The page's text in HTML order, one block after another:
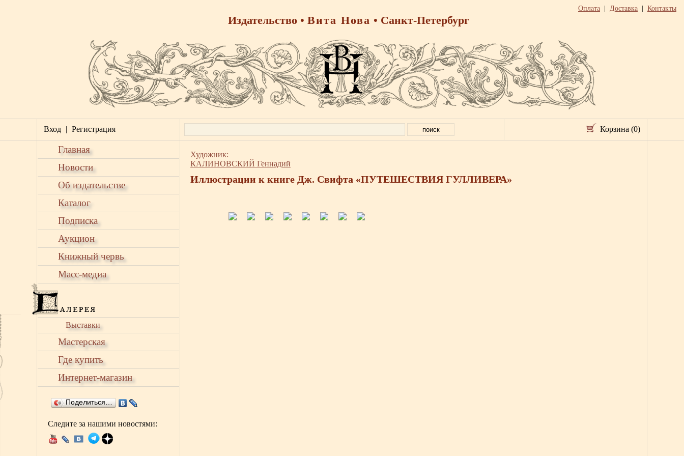
Оплата Доставка Контакты
Издательство • Вита Нова • Санкт-Петербург
Вход | Регистрация Корзина (0)
Главная
Новости
Об издательстве
Каталог
Подписка
Аукцион
Книжный червь
Масс-медиа
Выставки
Мастерская
Где купить
Интернет-магазин
Поделиться…
Следите за нашими новостями:
Художник:
КАЛИНОВСКИЙ Геннадий
Иллюстрации к книге Дж. Свифта «ПУТЕШЕСТВИЯ ГУЛЛИВЕРА»